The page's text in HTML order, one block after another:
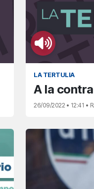
LA TERTULIA
A la contra
26/09/2022 • 12:41 •